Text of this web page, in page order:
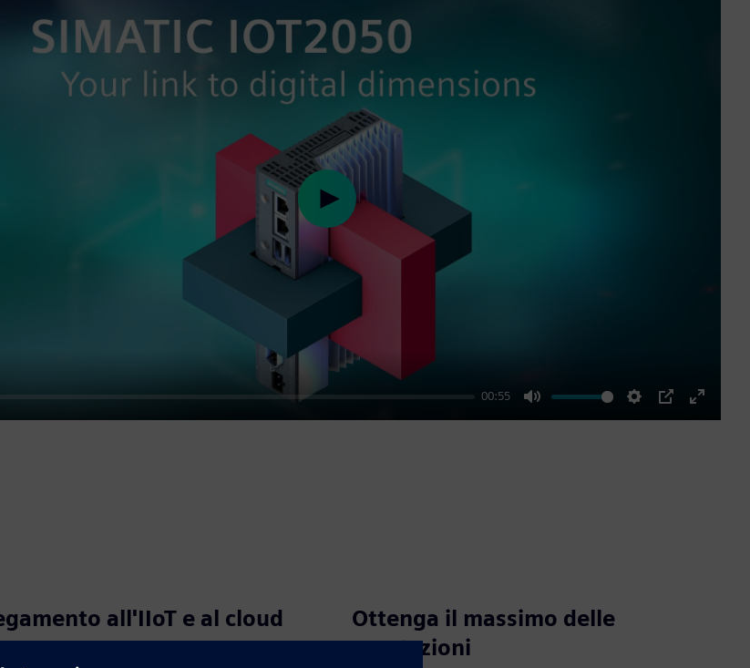
00:55
Mute Settings
PIP
Enter
Play
all'IIoT e al cloud
Ottenga il massimo delle
prestazioni